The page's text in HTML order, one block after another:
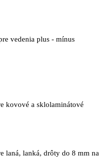
vedenia plus - mínus
kovové a sklolaminátové
laná, lanká, drôty do 8 mm na